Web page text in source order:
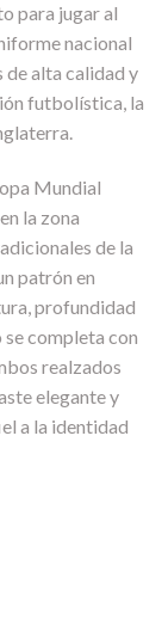
para jugar al
nacional
de alta calidad y
futbolística, la
Mundial
la zona
de la
patrón en
profundidad
se completa con
realzados
elegante y
a la identidad